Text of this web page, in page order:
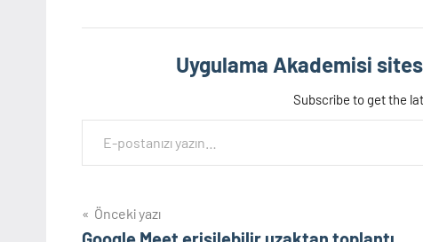
Uygulama Akademisi
Subscribe to get the
E-postanızı yazın…
Yazı
Önceki yazı